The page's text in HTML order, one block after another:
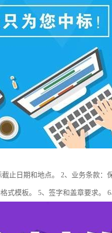
止日期和地点。 2、业务条款：
式模板。 5、签字和盖章要求。 6